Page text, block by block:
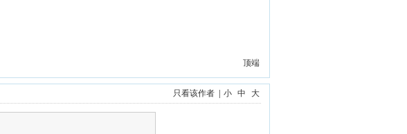
顶端
只看该作者 小 中 大